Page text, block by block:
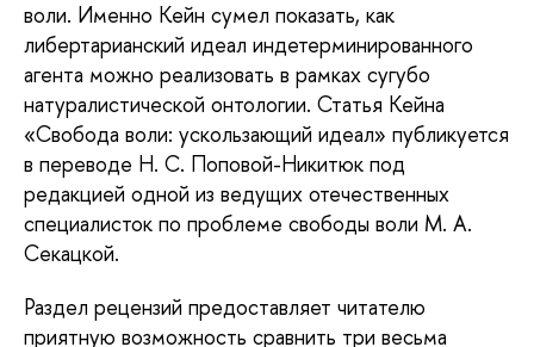
воли. Именно Кейн сумел показать, как
либертарианский идеал индетерминированного
агента можно реализовать в рамках сугубо
натуралистической онтологии. Статья Кейна
«Свобода воли: ускользающий идеал» публикуется
в переводе Н. С. Поповой-Никитюк под
редакцией одной из ведущих отечественных
специалисток по проблеме свободы воли М. А.
Секацкой.
Раздел рецензий предоставляет читателю
приятную возможность сравнить три весьма